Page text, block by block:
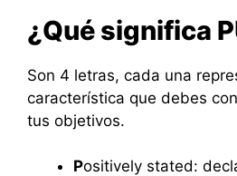
¿Qué significa
Son 4 letras, cada una
característica que debes
tus objetivos.
Positively stated: